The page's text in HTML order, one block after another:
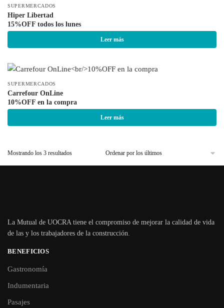
SUPERMERCADOS
Hiper Libertad
15%OFF todos los lunes
Leer más
SUPERMERCADOS
Carrefour OnLine
10%OFF en la compra
Leer más
Mostrando los 3 resultados
La Mutual de UOCRA tiene el compromiso de mejorar la calidad de vida
de las y los trabajadores de la construcción.
BENEFICIOS
Gastronomía
Indumentaria
Pasajes